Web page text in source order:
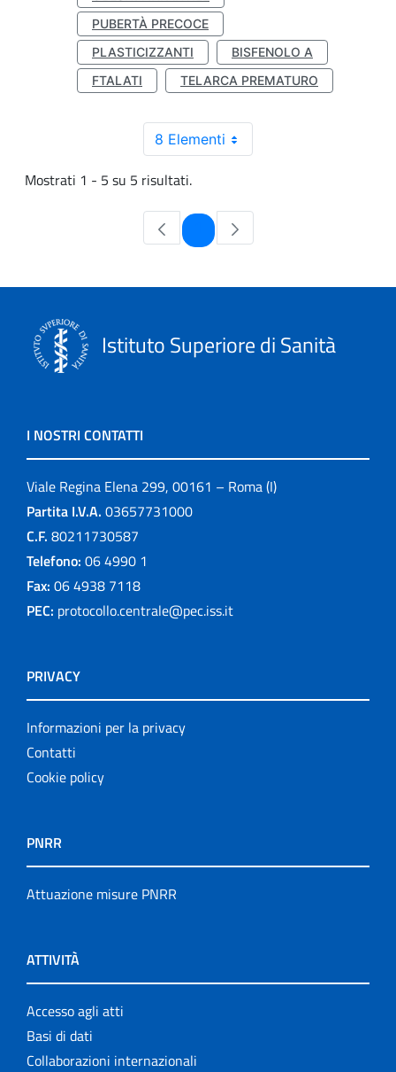
PUBERTÀ PRECOCE
PLASTICIZZANTI
BISFENOLO A
FTALATI
TELARCA PREMATURO
8 Elementi
Mostrati 1 - 5 su 5 risultati.
Pagina
Istituto Superiore di Sanità
I NOSTRI CONTATTI
Viale Regina Elena 299, 00161 – Roma (I)
Partita I.V.A. 03657731000
C.F. 80211730587
Telefono: 06 4990 1
Fax: 06 4938 7118
PEC: protocollo.centrale@pec.iss.it
PRIVACY
Informazioni per la privacy
Contatti
Cookie policy
PNRR
Attuazione misure PNRR
ATTIVITÀ
Accesso agli atti
Basi di dati
Collaborazioni internazionali